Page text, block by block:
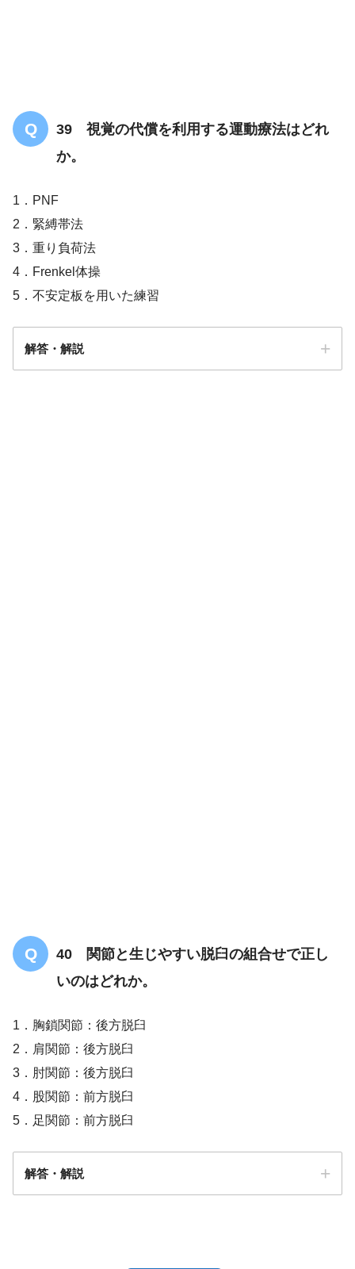
39 視覚の代償を利用する運動療法はどれ
か。
1．PNF
2．緊縛帯法
3．重り負荷法
4．Frenkel体操
5．不安定板を用いた練習
解答・解説
40 関節と生じやすい脱臼の組合せで正し
いのはどれか。
1．胸鎖関節：後方脱臼
2．肩関節：後方脱臼
3．肘関節：後方脱臼
4．股関節：前方脱臼
5．足関節：前方脱臼
解答・解説